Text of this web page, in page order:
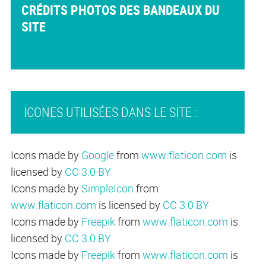
CRÉDITS PHOTOS DES BANDEAUX DU
SITE
ICONES UTILISÉES DANS LE SITE :
Icons made by Googlefrom www.flaticon.com is
licensed by CC 3.0 BY
Icons made bySimpleIcon from
www.flaticon.com is licensed by CC 3.0 BY
Icons made by Freepikfrom www.flaticon.com is
licensed by CC 3.0 BY
Icons made by Freepikfrom www.flaticon.com is